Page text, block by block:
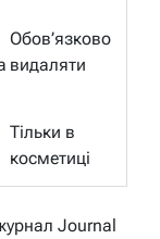
Обов’язково
видаляти
Тільки в
косметиці
Journal